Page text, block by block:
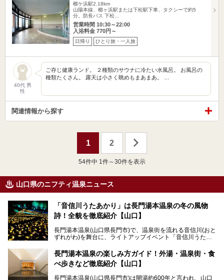
櫛ケ浜駅2.18km
山陽本線、櫛ヶ浜駅または下松駅下車、タクシーで約5
分。防長バス 下松…
営業時間 10:30～22:00
入浴料金 770円～
日帰り ひとり旅・一人旅
40代 男
性
ご存じ健康ランド。 ２種類のサウナに冷たい水風呂。 お風呂の
種類たくさん。 露天は小さく眺めもまあまあ。 …
関連情報から探す
1 2
54件中 1件～30件を表示
山口県のニフティ温泉ニュース
「音信川うたあかり」は長門湯本温泉の冬の風物
詩！全貌を徹底紹介【山口】
長門湯本温泉(山口県長門市)で、温泉街を流れる音信川(おと
ずれがわ)を舞台に、ライトアップイベント「音信川うたあ
～3月3日(日)。詩のナレーションや音楽に合わせた幻想的な
光の演出や、地元児童生徒が製作した作品などを設置。温泉
街を一段と輝かせてくれます。
長門湯本温泉の楽しみ方ガイド！外湯・温泉街・食
べ歩きなど徹底紹介【山口】
長門湯本温泉(山口県長門市)は開湯約600年と言われ、山口